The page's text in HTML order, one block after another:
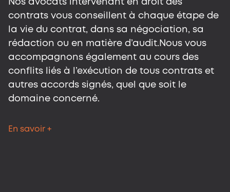
Nos avocats intervenant en droit des
contrats vous conseillent à chaque étape de
la vie du contrat, dans sa négociation, sa
rédaction ou en matière d’audit.Nous vous
accompagnons également au cours des
conflits liés à l’exécution de tous contrats et
autres accords signés, quel que soit le
domaine concerné.
En savoir +